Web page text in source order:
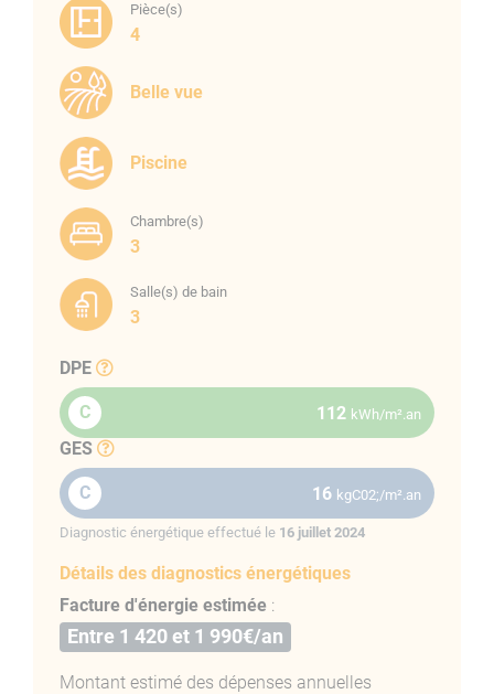
Pièce(s)
4
Belle vue
Piscine
Chambre(s)
3
Salle(s) de bain
3
DPE
C 112 kWh/m².an
GES
C 16 kgC02;/m².an
Diagnostic énergétique effectué le 16 juillet 2024
Détails des diagnostics énergétiques
Facture d'énergie estimée :
Entre 1 420 et 1 990€/an
Montant estimé des dépenses annuelles